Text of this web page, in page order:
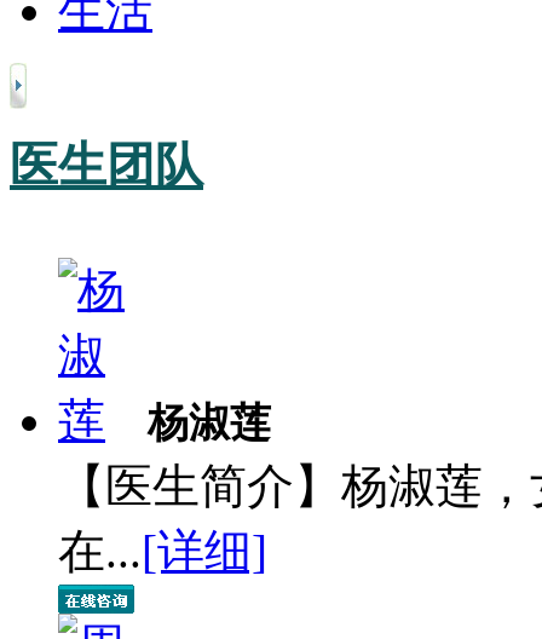
医生团队
杨淑莲
【医生简介】杨淑莲
在...[详细]